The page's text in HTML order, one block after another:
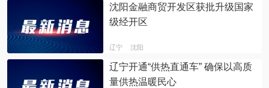
沈阳金融商贸开发区获批升级国家
级经开区
辽宁 沈阳
辽宁开通“供热直通车” 确保以高质
量供热温暖民心